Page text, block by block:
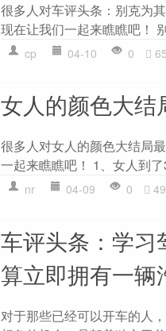
很多人对车评头条：别克为
现在让我们一起来瞧瞧吧！
cp 04-10 0
女人的颜色大结
很多人对女人的颜色大结局
一起来瞧瞧吧！ 1、女人到
nr 04-09 0
车评头条：学习
算立即拥有一辆
对于那些已经可以开车的人